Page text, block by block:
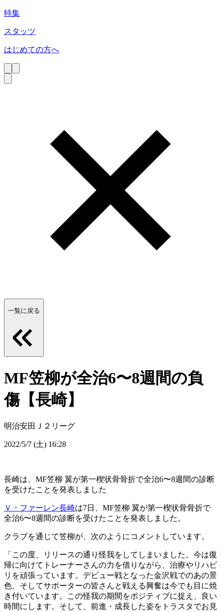
特集
スタッツ
はじめての方へ
一覧に戻る
MF笠柳が全治6〜8週間の負
傷【長崎】
明治安田Ｊ２リーグ
2022/5/7 (土) 16:28
長崎は、MF笠柳 翼が第一楔状骨骨折で全治6〜8週間の診断
を受けたことを発表しました
Ｖ・ファーレン長崎は7日、MF笠柳 翼が第一楔状骨骨折で
全治6〜8週間の診断を受けたことを発表しました。
クラブを通じて笠柳が、次のようにコメントしています。
「この度、リリースの通り怪我をしてしまいました。今は復
帰に向けてトレーナーさんの力を借りながら、治療やリハビ
リを頑張っています。デビュー戦となった金沢戦でのあの景
色、そしてサポーターの皆さんと戦える興奮は今でも目に焼
き付いています。この怪我の期間をポジティブに捉え、良い
時間にします。そして、前進・成長した姿をトラスタでお見